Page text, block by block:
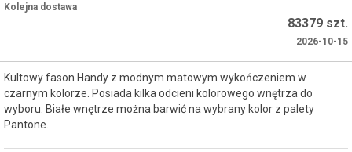
Kolejna dostawa
83379 szt.
2026-10-15
Kultowy fason Handy z modnym matowym wykończeniem w
czarnym kolorze. Posiada kilka odcieni kolorowego wnętrza do
wyboru. Białe wnętrze można barwić na wybrany kolor z palety
Pantone.